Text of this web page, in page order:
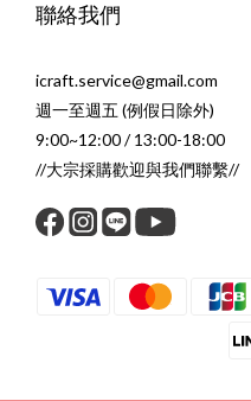
聯絡我們
icraft.service@gmail.com
週一至週五 (例假日除外)
9:00~12:00 / 13:00-18:00
//大宗採購歡迎與我們聯繫//